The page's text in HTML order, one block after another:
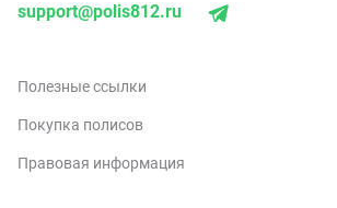
Полезные ссылки
Покупка полисов
Правовая информация
support@polis812.ru